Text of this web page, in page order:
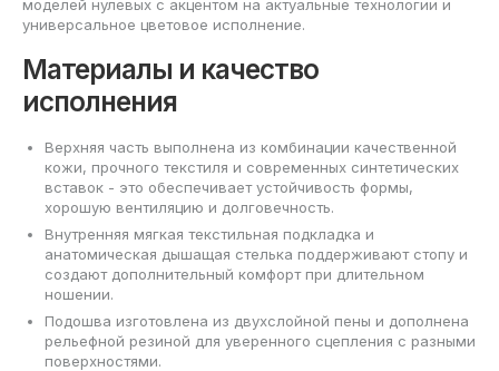
моделей нулевых с акцентом на актуальные технологии и
универсальное цветовое исполнение.
Материалы и качество
исполнения
Верхняя часть выполнена из комбинации качественной
кожи, прочного текстиля и современных синтетических
вставок - это обеспечивает устойчивость формы,
хорошую вентиляцию и долговечность.
Внутренняя мягкая текстильная подкладка и
анатомическая дышащая стелька поддерживают стопу и
создают дополнительный комфорт при длительном
ношении.
Подошва изготовлена из двухслойной пены и дополнена
рельефной резиной для уверенного сцепления с разными
поверхностями.